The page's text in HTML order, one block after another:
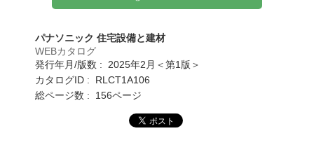
パナソニック 住宅設備と建材
WEBカタログ
発行年月/版数 : 2025年2月＜第1版＞
カタログID : RLCT1A106
総ページ数 : 156ページ